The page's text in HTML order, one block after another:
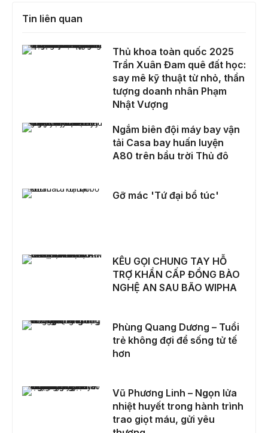
Tin liên quan
Thủ khoa toàn quốc 2025 Trần Xuân Đam quê đất học: say mê kỹ thuật từ nhỏ, thần tượng doanh nhân Phạm Nhật Vượng
Thủ khoa toàn quốc 2025
Trần Xuân Đam quê đất học:
say mê kỹ thuật từ nhỏ, thần
tượng doanh nhân Phạm
Nhật Vượng
Ngắm biên đội máy bay vận tải Casa bay huấn luyện A80 trên bầu trời Thủ đô
Ngắm biên đội máy bay vận
tải Casa bay huấn luyện
A80 trên bầu trời Thủ đô
Gỡ mác 'Tứ đại bổ túc'
Gỡ mác 'Tứ đại bổ túc'
KÊU GỌI CHUNG TAY HỖ TRỢ KHẨN CẤP ĐỒNG BÀO NGHỆ AN SAU BÃO WIPHA
KÊU GỌI CHUNG TAY HỖ
TRỢ KHẨN CẤP ĐỒNG BÀO
NGHỆ AN SAU BÃO WIPHA
Phùng Quang Dương – Tuổi trẻ không đợi để sống tử tế hơn
Phùng Quang Dương – Tuổi
trẻ không đợi để sống tử tế
hơn
Vũ Phương Linh – Ngọn lửa nhiệt huyết trong hành trình trao giọt máu, gửi yêu thương
Vũ Phương Linh – Ngọn lửa
nhiệt huyết trong hành trình
trao giọt máu, gửi yêu